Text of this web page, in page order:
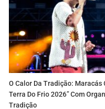
O Calor Da Tradição: Maracás
Terra Do Frio 2026” Com
Tradição